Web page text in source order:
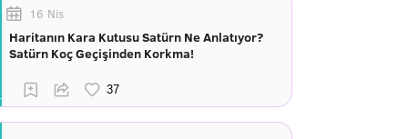
16 Nis
Haritanın Kara Kutusu Satürn Ne Anlatıyor?
Satürn Koç Geçişinden Korkma!